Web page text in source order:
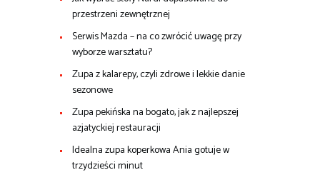
przestrzeni zewnętrznej
Serwis Mazda – na co zwrócić uwagę przy
wyborze warsztatu?
Zupa z kalarepy, czyli zdrowe i lekkie danie
sezonowe
Zupa pekińska na bogato, jak z najlepszej
azjatyckiej restauracji
Idealna zupa koperkowa Ania gotuje w
trzydzieści minut